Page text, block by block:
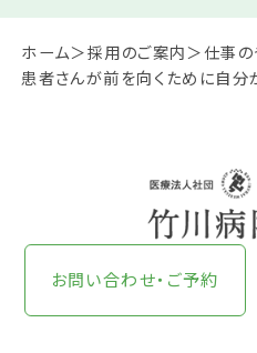
ホーム 採用のご案内 仕事
患者さんが前を向くために自分
お問い合わせ・ご予約